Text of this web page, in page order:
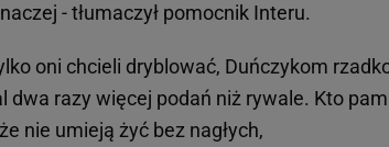
- tłumaczył pomocnik Interu.
oni chcieli dryblować, Duńczykom
razy więcej podań niż rywale. Kto
nie umieją żyć bez nagłych,